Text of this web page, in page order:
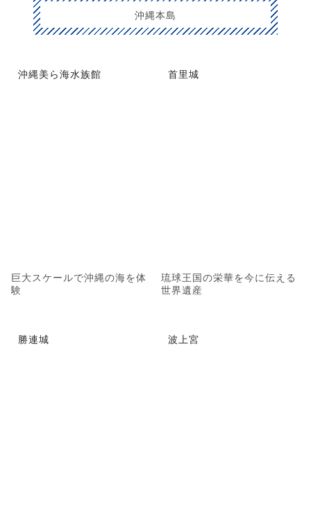
沖縄本島
沖縄美ら海水族館
巨大スケールで沖縄の海を体
験
首里城
琉球王国の栄華を今に伝える
世界遺産
勝連城 波上宮